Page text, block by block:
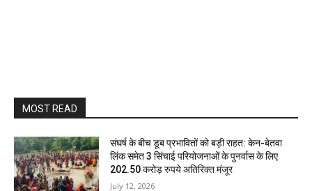
MOST READ
संघर्ष के बीच डूब प्रभावितों को बड़ी राहत: केन-बेतवा
लिंक समेत 3 सिंचाई परियोजनाओं के पुनर्वास के लिए
202.50 करोड़ रुपये अतिरिक्त मंजूर
July 12, 2026